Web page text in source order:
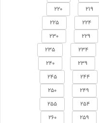
219
220
224
225
229
230
234
235
239
240
244
245
249
250
254
255
259
260